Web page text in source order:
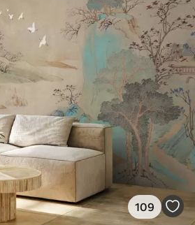
109